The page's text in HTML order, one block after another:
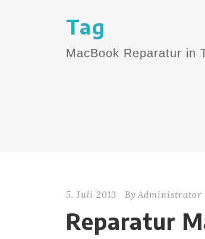
Tag
MacBook Reparatur in
5. Juli 2013 By Administrator
Reparatur